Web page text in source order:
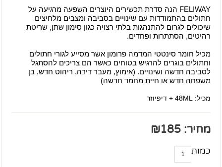
FELIWAY הנה סדרת תכשירים היוצרים השפעה מרגיעה על
חתולים בהתמודדות עם שינויים בסביבה ומצבים מלחיצים
שיכולים לגרום להתנהגות בלתי רצויה כגון סימון שתן, שריטת
רהיטים, הסתתרות ופחדים.
מכיל חומר סינטטי המדמה פרומון אשר מסייע לגורי חתולים
וחתולים בוגרים להרגיש בטוחים כאשר הם צריכים להסתגל
לסביבה חדשה ושינויים. (אימוץ, מעבר דירה, ריהוט חדש, בן
משפחה חדש או חיית מחמד חדשה)
מכיל: 48ML + דיפיוזר
מחיר: ₪185
כמות